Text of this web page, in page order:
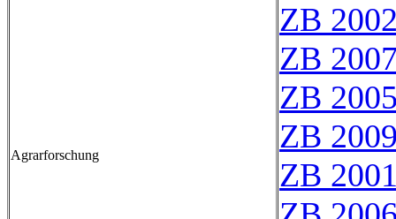
Agrarforschung
ZB
ZB
ZB
ZB
ZB